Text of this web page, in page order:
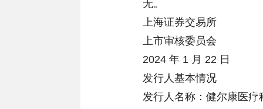
无。
上海证券交易所
上市审核委员会
2024 年 1 月 22 日
发行人基本情况
发行人名称：健尔康医疗